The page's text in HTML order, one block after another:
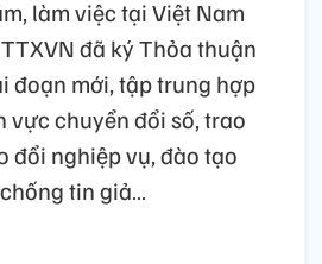
Thủ tướng Chính phủ đã
đoàn; nhất trí cao với ý
Phạm Minh Chính, nhất
tin, truyền thông,